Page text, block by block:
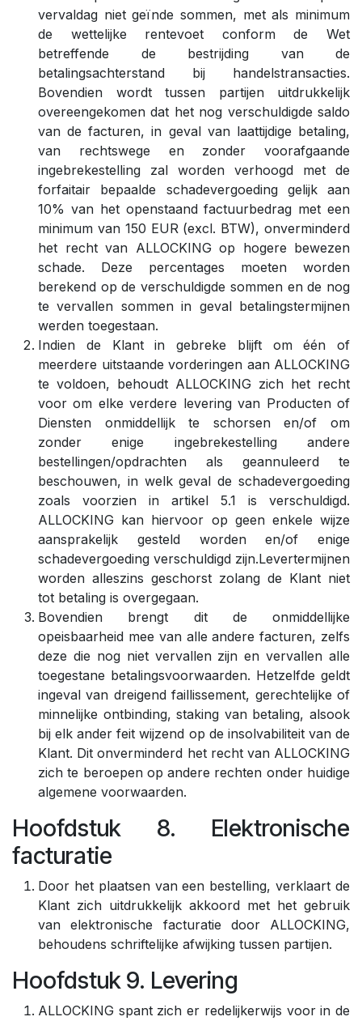
vervaldag niet geïnde sommen, met als minimum
de wettelijke rentevoet conform de Wet
betreffende de bestrijding van de
betalingsachterstand bij handelstransacties.
Bovendien wordt tussen partijen uitdrukkelijk
overeengekomen dat het nog verschuldigde saldo
van de facturen, in geval van laattijdige betaling,
van rechtswege en zonder voorafgaande
ingebrekestelling zal worden verhoogd met de
forfaitair bepaalde schadevergoeding gelijk aan
10% van het openstaand factuurbedrag met een
minimum van 150 EUR (excl. BTW), onverminderd
het recht van ALLOCKING op hogere bewezen
schade. Deze percentages moeten worden
berekend op de verschuldigde sommen en de nog
te vervallen sommen in geval betalingstermijnen
werden toegestaan.
Indien de Klant in gebreke blijft om één of
meerdere uitstaande vorderingen aan ALLOCKING
te voldoen, behoudt ALLOCKING zich het recht
voor om elke verdere levering van Producten of
Diensten onmiddellijk te schorsen en/of om
zonder enige ingebrekestelling andere
bestellingen/opdrachten als geannuleerd te
beschouwen, in welk geval de schadevergoeding
zoals voorzien in artikel 5.1 is verschuldigd.
ALLOCKING kan hiervoor op geen enkele wijze
aansprakelijk gesteld worden en/of enige
schadevergoeding verschuldigd zijn.Levertermijnen
worden alleszins geschorst zolang de Klant niet
tot betaling is overgegaan.
Bovendien brengt dit de onmiddellijke
opeisbaarheid mee van alle andere facturen, zelfs
deze die nog niet vervallen zijn en vervallen alle
toegestane betalingsvoorwaarden. Hetzelfde geldt
ingeval van dreigend faillissement, gerechtelijke of
minnelijke ontbinding, staking van betaling, alsook
bij elk ander feit wijzend op de insolvabiliteit van de
Klant. Dit onverminderd het recht van ALLOCKING
zich te beroepen op andere rechten onder huidige
algemene voorwaarden.
Hoofdstuk 8. Elektronische
facturatie
Door het plaatsen van een bestelling, verklaart de
Klant zich uitdrukkelijk akkoord met het gebruik
van elektronische facturatie door ALLOCKING,
behoudens schriftelijke afwijking tussen partijen.
Hoofdstuk 9. Levering
ALLOCKING spant zich er redelijkerwijs voor in de